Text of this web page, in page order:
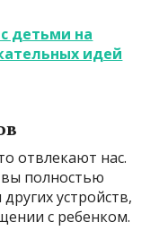
детьми на
идей
отвлекают нас.
вы полностью
устройств,
с ребенком.